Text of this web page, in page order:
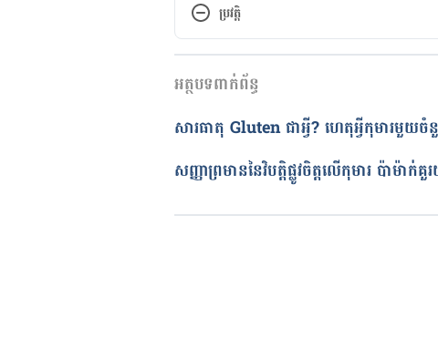
https://www.cdc.gov/vaccines/vac-
Vaccine side effects.
http://www.nhs.uk/Conditions/
Vaccine Side Effects and Adverse
and-adverse-events
ប្រវត្តិ
កំណែ​ប្រែបច្ចុប្បន្ន
08/02/2023
អត្ថបទ​ដោយ
យ៉ានណែត ដាញែល
ត្រួតពិនិត្យដោយ វេជ្ជ. ចាន់ ស៊ីណេត
បច្ចុប្បន្នភាពដោយ៖
នូ សោភ័ណ្ឌ
អត្ថបទពាក់ព័ន្ធ
សារធាតុ Gluten ជាអ្វី? ហេតុអ្វីកុមារមួយ
សញ្ញាព្រមាននៃវិបត្តិផ្លូវចិត្តលើកុមារ ប៉ាម៉ា